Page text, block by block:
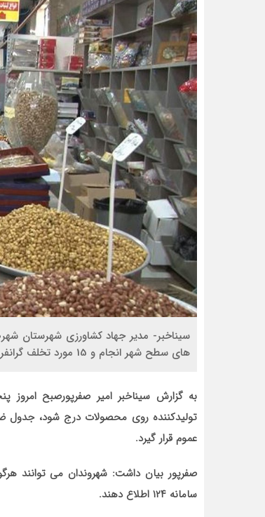
های سطح شهر انجام و 15 مورد تخلف گرانفروشی شناسایی و پرونده تعزیراتی آن تشکیل شد.
به گزارش سیناخبر امیر صفرپورصبح امروز
تولیدکننده روی محصولات درج شود، جدول
عموم قرار گیرد.
صفرپور بیان داشت: شهروندان می توانند
سامانه ۱۲۴ اطلاع دهند.